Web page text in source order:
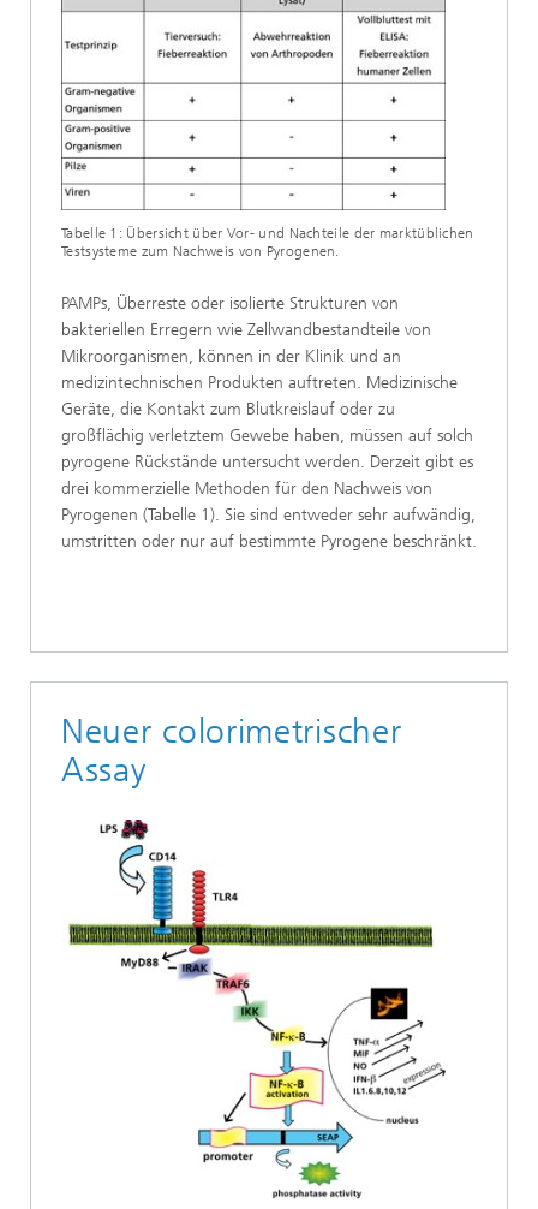
Tabelle 1: Übersicht über Vor- und Nachteile der marktüblichen
Testsysteme zum Nachweis von Pyrogenen.
PAMPs, Überreste oder isolierte Strukturen von
bakteriellen Erregern wie Zellwandbestandteile von
Mikroorganismen, können in der Klinik und an
medizintechnischen Produkten auftreten. Medizinische
Geräte, die Kontakt zum Blutkreislauf oder zu
großflächig verletztem Gewebe haben, müssen auf solch
pyrogene Rückstände untersucht werden. Derzeit gibt es
drei kommerzielle Methoden für den Nachweis von
Pyrogenen (Tabelle 1). Sie sind entweder sehr aufwändig,
umstritten oder nur auf bestimmte Pyrogene beschränkt.
Neuer colorimetrischer
Assay